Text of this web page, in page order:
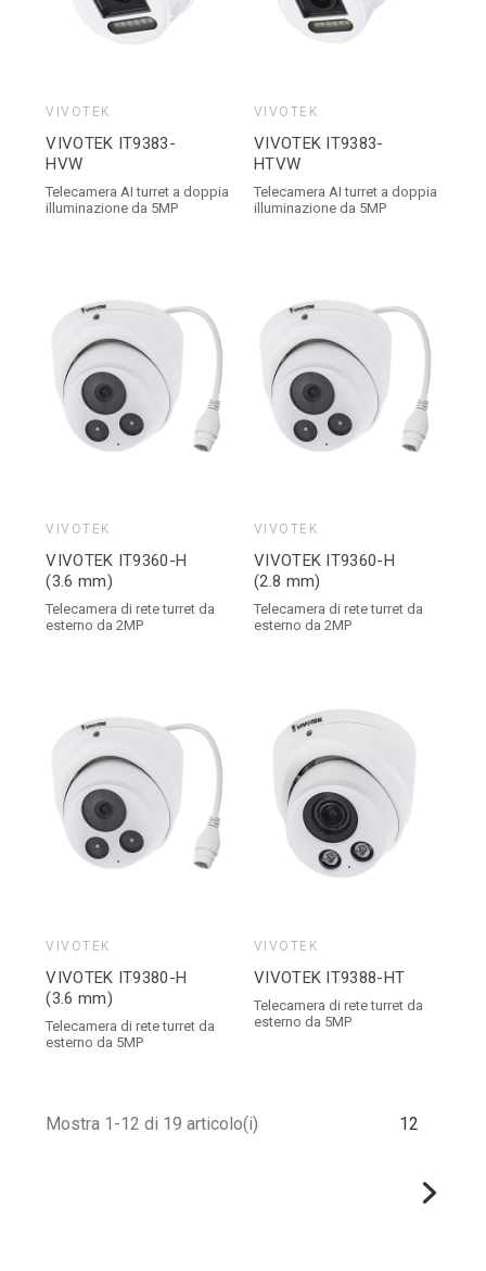
VIVOTEK
VIVOTEK IT9383-
HVW
Telecamera AI turret a doppia
illuminazione da 5MP
VIVOTEK
VIVOTEK IT9383-
HTVW
Telecamera AI turret a doppia
illuminazione da 5MP
VIVOTEK
VIVOTEK IT9360-H
(3.6 mm)
Telecamera di rete turret da
esterno da 2MP
VIVOTEK
VIVOTEK IT9360-H
(2.8 mm)
Telecamera di rete turret da
esterno da 2MP
VIVOTEK
VIVOTEK IT9380-H
(3.6 mm)
Telecamera di rete turret da
esterno da 5MP
VIVOTEK
VIVOTEK IT9388-HT
Telecamera di rete turret da
esterno da 5MP
Mostra 1-12 di 19 articolo(i) 12